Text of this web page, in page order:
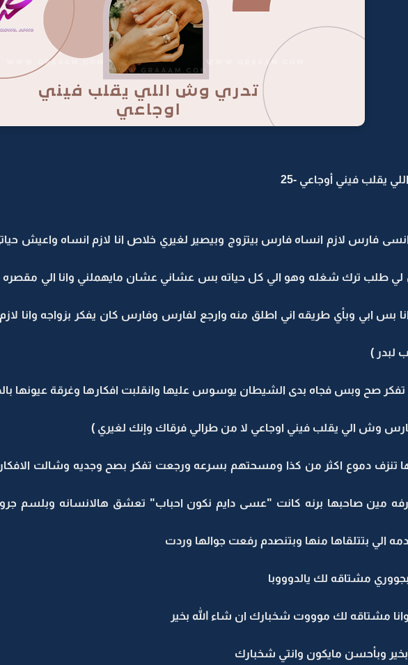
يقلب فيني أوجاعي -25
فارس لازم انساه فارس بيتزوج وبيصير لغيري خلاص انا لازم انساه واعيش
لي طلب ترك شغله وهو الي كل حياته بس عشاني عشان مايهملني وانا الي
بس ابي وبأي طريقه اني اطلق منه وارجع لفارس وفارس كان يفكر بزواجه وانا
لبدر )
صح وبس فجاه بدى الشيطان يوسوس عليها وانقلبت افكارها وغرقة عيونها
وش الي يقلب فيني اوجاعي لا من طرالي فرقاك وإنك لغيري )
تنزف دموع اكثر من كذا ومسحتهم بسرعه ورجعت تفكر بصح وجديه وشالت
مين صاحبها برنه كانت "عسى دايم نكون احباب" تعشق هالانسانه وبلسم
الي بتتلقاها منها وبتنصدم رفعت جوالها وردت
مشتاقه لك يالدوووبا
مشتاقه لك موووت شخبارك ان شاء الله بخير
وبأحسن مايكون وانتي شخبارك